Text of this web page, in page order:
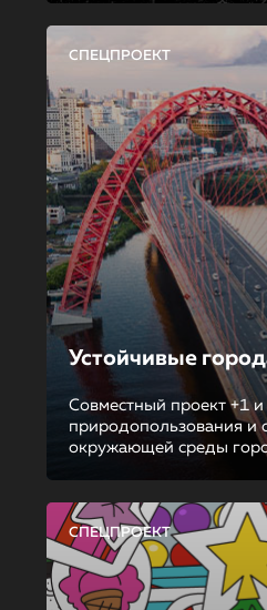
СПЕЦПРОЕКТ
Устойчивые
Совместный проект +1
природопользования и
окружающей среды
СПЕЦПРОЕКТ